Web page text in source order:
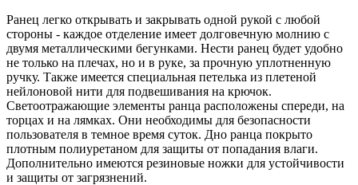
Ранец легко открывать и закрывать одной рукой с любой
стороны - каждое отделение имеет долговечную молнию с
двумя металлическими бегунками. Нести ранец будет удобно
не только на плечах, но и в руке, за прочную уплотненную
ручку. Также имеется специальная петелька из плетеной
нейлоновой нити для подвешивания на крючок.
Светоотражающие элементы ранца расположены спереди, на
торцах и на лямках. Они необходимы для безопасности
пользователя в темное время суток. Дно ранца покрыто
плотным полиуретаном для защиты от попадания влаги.
Дополнительно имеются резиновые ножки для устойчивости
и защиты от загрязнений.